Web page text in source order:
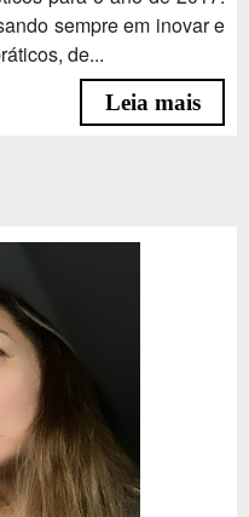
sempre em inovar e
de...
Leia mais